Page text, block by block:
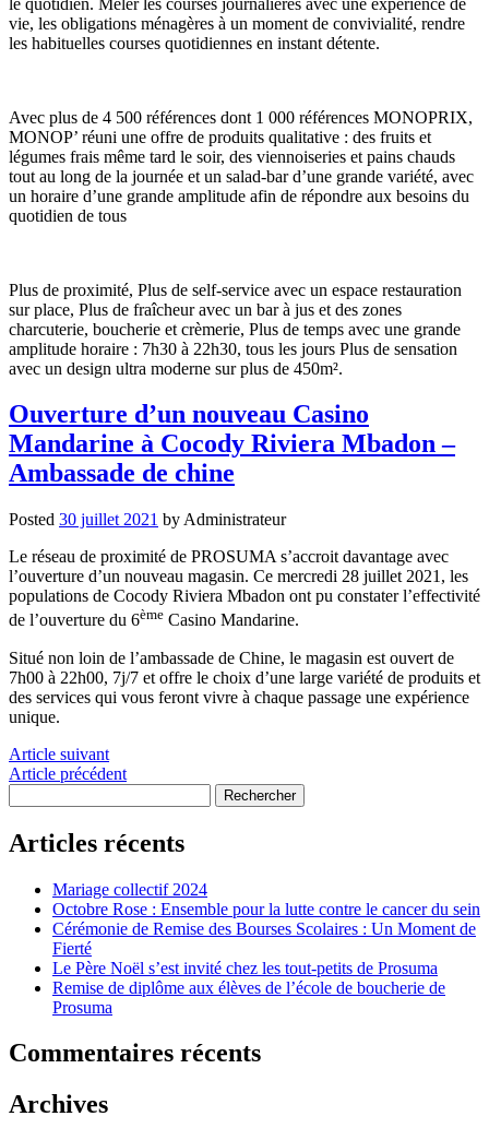
vie, les obligations ménagères à un moment de convivialité, rendre
les habituelles courses quotidiennes en instant détente.
Avec plus de 4 500 références dont 1 000 références MONOPRIX,
MONOP’ réuni une offre de produits qualitative : des fruits et
légumes frais même tard le soir, des viennoiseries et pains chauds
tout au long de la journée et un salad-bar d’une grande variété, avec
un horaire d’une grande amplitude afin de répondre aux besoins du
quotidien de tous
Plus de proximité, Plus de self-service avec un espace restauration
sur place, Plus de fraîcheur avec un bar à jus et des zones
charcuterie, boucherie et crèmerie, Plus de temps avec une grande
amplitude horaire : 7h30 à 22h30, tous les jours Plus de sensation
avec un design ultra moderne sur plus de 450m².
Ouverture d’un nouveau Casino
Mandarine à Cocody Riviera Mbadon –
Ambassade de chine
Posted 30 juillet 2021 by Administrateur
Le réseau de proximité de PROSUMA s’accroit davantage avec
l’ouverture d’un nouveau magasin. Ce mercredi 28 juillet 2021, les
populations de Cocody Riviera Mbadon ont pu constater l’effectivité
de l’ouverture du 6ème Casino Mandarine.
Situé non loin de l’ambassade de Chine, le magasin est ouvert de
7h00 à 22h00, 7j/7 et offre le choix d’une large variété de produits et
des services qui vous feront vivre à chaque passage une expérience
unique.
Article suivant
Article précédent
Rechercher
Articles récents
Mariage collectif 2024
Octobre Rose : Ensemble pour la lutte contre le cancer du sein
Cérémonie de Remise des Bourses Scolaires : Un Moment de
Fierté
Le Père Noël s’est invité chez les tout-petits de Prosuma
Remise de diplôme aux élèves de l’école de boucherie de
Prosuma
Commentaires récents
Archives